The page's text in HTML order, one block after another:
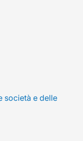
società e delle